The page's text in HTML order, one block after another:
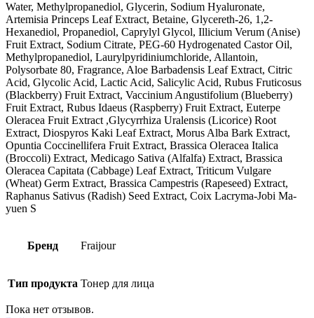
Water, Methylpropanediol, Glycerin, Sodium Hyaluronate,
Artemisia Princeps Leaf Extract, Betaine, Glycereth-26, 1,2-
Hexanediol, Propanediol, Caprylyl Glycol, Illicium Verum (Anise)
Fruit Extract, Sodium Citrate, PEG-60 Hydrogenated Castor Oil,
Methylpropanediol, Laurylpyridiniumchloride, Allantoin,
Polysorbate 80, Fragrance, Aloe Barbadensis Leaf Extract, Citric
Acid, Glycolic Acid, Lactic Acid, Salicylic Acid, Rubus Fruticosus
(Blackberry) Fruit Extract, Vaccinium Angustifolium (Blueberry)
Fruit Extract, Rubus Idaeus (Raspberry) Fruit Extract, Euterpe
Oleracea Fruit Extract ,Glycyrrhiza Uralensis (Licorice) Root
Extract, Diospyros Kaki Leaf Extract, Morus Alba Bark Extract,
Opuntia Coccinellifera Fruit Extract, Brassica Oleracea Italica
(Broccoli) Extract, Medicago Sativa (Alfalfa) Extract, Brassica
Oleracea Capitata (Cabbage) Leaf Extract, Triticum Vulgare
(Wheat) Germ Extract, Brassica Campestris (Rapeseed) Extract,
Raphanus Sativus (Radish) Seed Extract, Coix Lacryma-Jobi Ma-
yuen S
Бренд Fraijour
Тип продукта Тонер для лица
Пока нет отзывов.